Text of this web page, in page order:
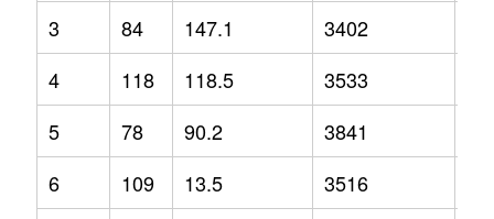
3
84 147.1 3402
4
118 118.5 3533
5
78 90.2 3841
6
109 13.5 3516